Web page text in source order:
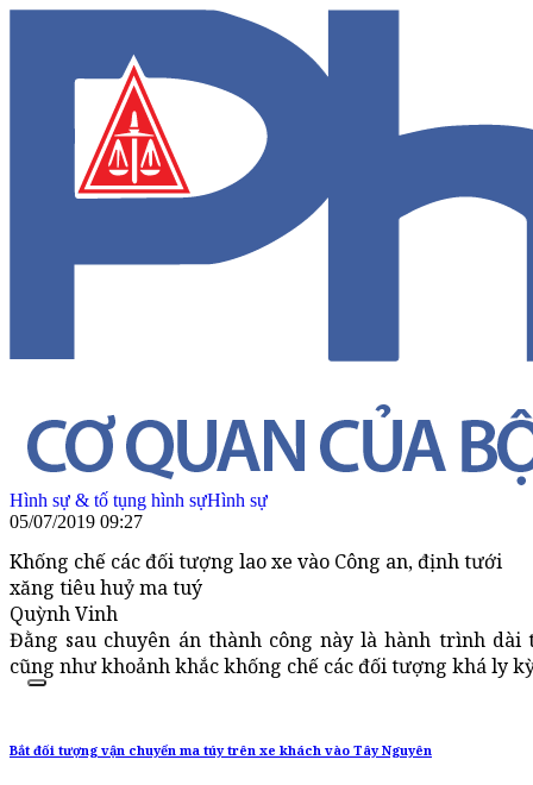
Hình sự & tố tụng hình sựHình sự
05/07/2019 09:27
Khống chế các đối tượng lao xe vào Công an, định tưới
xăng tiêu huỷ ma tuý
Quỳnh Vinh
Đằng sau chuyên án thành công này là hành trình
cũng như khoảnh khắc khống chế các đối tượng khá ly
Bắt đối tượng vận chuyển ma túy trên xe khách vào Tây Nguyên